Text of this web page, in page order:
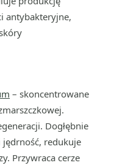
antybakteryjne,
– skoncentrowane
Dogłębnie
jędrność, redukuje
Przywraca cerze